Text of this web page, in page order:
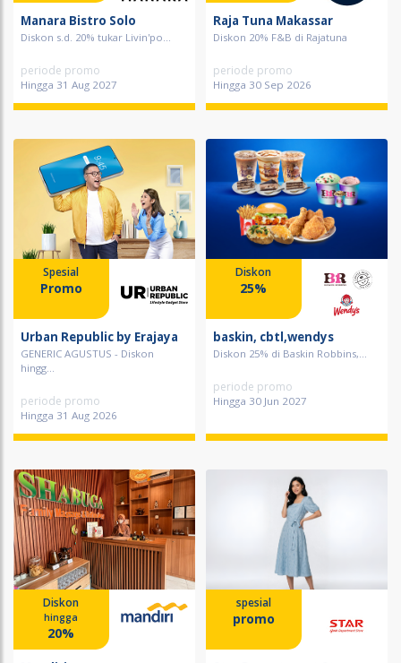
Manara Bistro Solo
Diskon s.d. 20% tukar Livin'po...
periode promo
Hingga 31 Aug 2027
Raja Tuna Makassar
Diskon 20% F&B di Rajatuna
periode promo
Hingga 30 Sep 2026
Spesial
Promo
Urban Republic by Erajaya
GENERIC AGUSTUS - Diskon
hingg...
periode promo
Hingga 31 Aug 2026
Diskon
25%
baskin, cbtl,wendys
Diskon 25% di Baskin Robbins,...
periode promo
Hingga 30 Jun 2027
Diskon
hingga
20%
spesial
promo